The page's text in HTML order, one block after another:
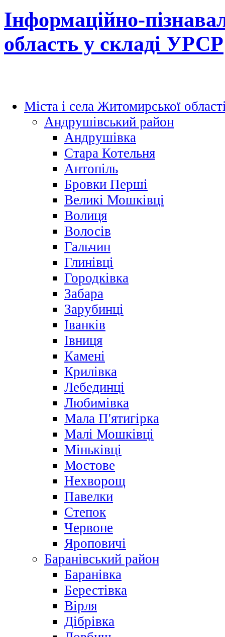
Інформаційно-
область у складі УРСР
Міста і села Житомирської
Андрушівський район
Андрушівка
Стара Котельня
Антопіль
Бровки Перші
Великі Мошківці
Волиця
Волосів
Гальчин
Глинівці
Городківка
Забара
Зарубинці
Іванків
Івниця
Камені
Крилівка
Лебединці
Любимівка
Мала П'ятигірка
Малі Мошківці
Міньківці
Мостове
Нехворощ
Павелки
Степок
Червоне
Яроповичі
Баранівський район
Баранівка
Берестівка
Вірля
Дібрівка